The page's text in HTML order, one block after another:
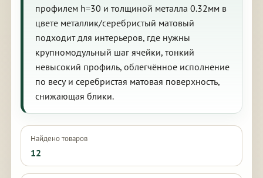
профилем h=30 и толщиной металла 0.32мм в
цвете металлик/серебристый матовый
подходит для интерьеров, где нужны
крупномодульный шаг ячейки, тонкий
невысокий профиль, облегчённое исполнение
по весу и серебристая матовая поверхность,
снижающая блики.
Найдено товаров
12